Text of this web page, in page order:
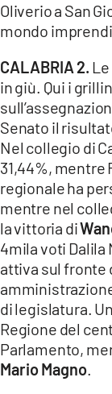
Oliverio a San
mondo
CALABRIA 2.
in giù. Qui i
Senato il
Nel collegio di
31,44%, mentre
regionale ha
mentre nel
la vittoria di
4mila voti Dalila
attiva sul fronte
di legislatura.
Regione del
Parlamento,
Mario Magno